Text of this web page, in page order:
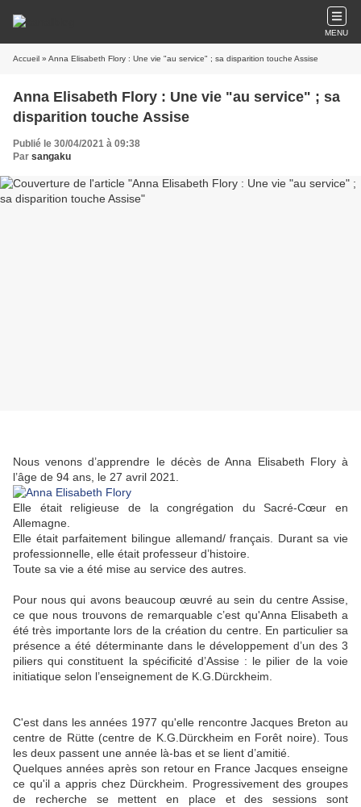
MENU
Accueil » Anna Elisabeth Flory : Une vie "au service" ; sa disparition touche Assise
Anna Elisabeth Flory : Une vie "au service" ; sa
disparition touche Assise
Publié le 30/04/2021 à 09:38
Par sangaku
Nous venons d’apprendre le décès de Anna Elisabeth Flory à
l’âge de 94 ans, le 27 avril 2021.
Elle était religieuse de la congrégation du Sacré-Cœur en
Allemagne.
Elle était parfaitement bilingue allemand/ français. Durant sa vie
professionnelle, elle était professeur d’histoire.
Toute sa vie a été mise au service des autres.
Pour nous qui avons beaucoup œuvré au sein du centre Assise,
ce que nous trouvons de remarquable c’est qu'Anna Elisabeth a
été très importante lors de la création du centre. En particulier sa
présence a été déterminante dans le développement d’un des 3
piliers qui constituent la spécificité d’Assise : le pilier de la voie
initiatique selon l’enseignement de K.G.Dürckheim.
C'est dans les années 1977 qu'elle rencontre Jacques Breton au
centre de Rütte (centre de K.G.Dürckheim en Forêt noire). Tous
les deux passent une année là-bas et se lient d’amitié.
Quelques années après son retour en France Jacques enseigne
ce qu'il a appris chez Dürckheim. Progressivement des groupes
de recherche se mettent en place et des sessions sont